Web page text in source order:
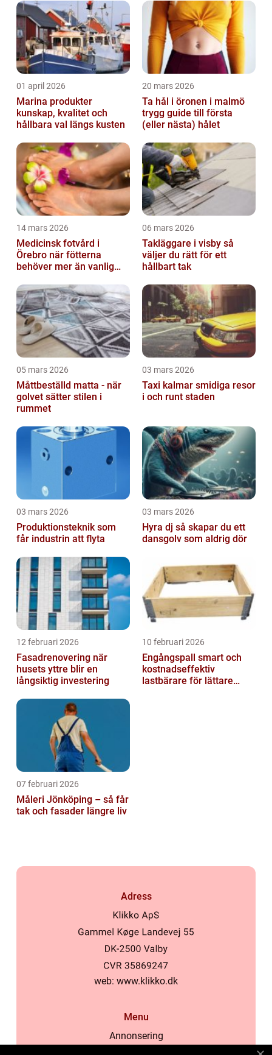
01 april 2026
Marina produkter
kunskap, kvalitet och
hållbara val längs kusten
20 mars 2026
Ta hål i öronen i malmö
trygg guide till första
(eller nästa) hålet
14 mars 2026
Medicinsk fotvård i
Örebro när fötterna
behöver mer än vanlig
06 mars 2026
Takläggare i visby så
väljer du rätt för ett
hållbart tak
05 mars 2026
Måttbeställd matta - när
golvet sätter stilen i
rummet
03 mars 2026
Taxi kalmar smidiga resor
i och runt staden
03 mars 2026
Produktionsteknik som
får industrin att flyta
03 mars 2026
Hyra dj så skapar du ett
dansgolv som aldrig dör
12 februari 2026
Fasadrenovering när
husets yttre blir en
långsiktig investering
10 februari 2026
Engångspall smart och
kostnadseffektiv
lastbärare för lättare
07 februari 2026
Måleri Jönköping – så får
tak och fasader längre liv
Adress
web: www.klikko.dk
Menu
Annonsering